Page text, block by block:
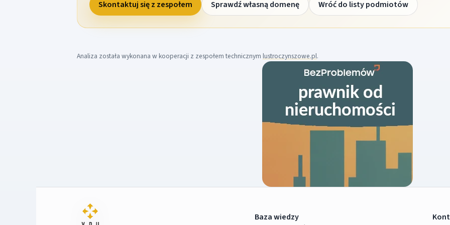
Skontaktuj się z zespołem Sprawdź własną domenę Wróć do listy podmiotów
Analiza została wykonana w kooperacji z zespołem technicznym lustroczynszowe.pl.
Baza wiedzy